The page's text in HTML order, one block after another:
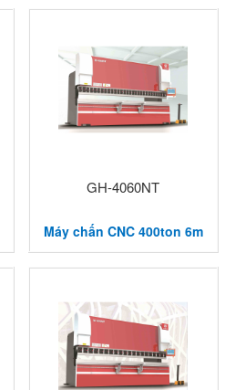
GH-4060NT
Máy chấn CNC 400ton 6m